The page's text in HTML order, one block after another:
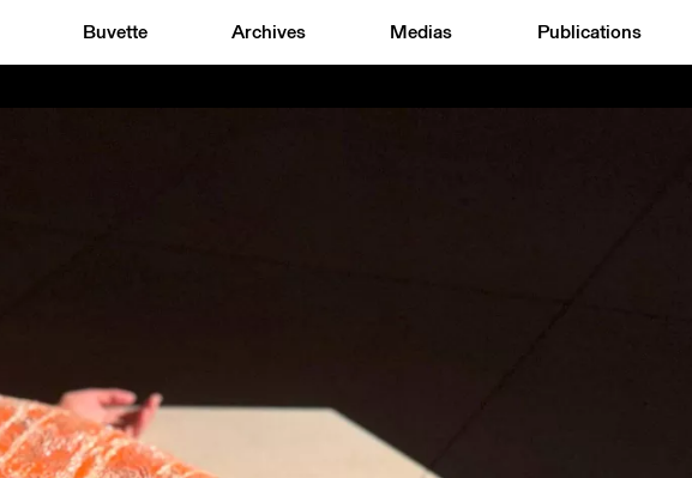
Buvette Archives Medias Publications